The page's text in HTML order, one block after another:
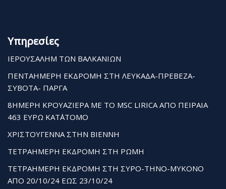
Υπηρεσίες
ΙΕΡΟΥΣΑΛΗΜ ΤΩΝ ΒΑΛΚΑΝΙΩΝ
ΠΕΝΤΑΗΜΕΡΗ ΕΚΔΡΟΜΗ ΣΤΗ ΛΕΥΚΑΔΑ-ΠΡΕΒΕΖΑ-
ΣΥΒΟΤΑ- ΠΑΡΓΑ
8ΗΜΕΡΗ ΚΡΟΥΑΖΙΕΡΑ ΜΕ ΤΟ MSC LIRICA ΑΠΟ ΠΕΙΡΑΙΑ
463 ΕΥΡΩ ΚΑΤ΄ΑΤΟΜΟ
ΧΡΙΣΤΟΥΓΕΝΝΑ ΣΤΗΝ ΒΙΕΝΝΗ
ΤΕΤΡΑΗΜΕΡΗ ΕΚΔΡΟΜΗ ΣΤΗ ΡΩΜΗ
ΤΕΤΡΑΗΜΕΡΗ ΕΚΔΡΟΜΗ ΣΤΗ ΣΥΡΟ-ΤΗΝΟ-ΜΥΚΟΝΟ
ΑΠΟ 20/10/24 ΕΩΣ 23/10/24